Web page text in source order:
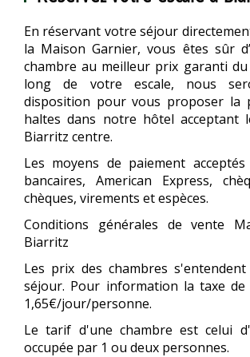
En réservant votre séjour
la Maison Garnier, vous êtes sûr
chambre au meilleur prix garanti
long de votre escale, nous
disposition pour vous proposer la
haltes dans notre hôtel acceptant
Biarritz centre.
Les moyens de paiement
bancaires, American Express,
chèques, virements et espèces.
Conditions générales de vente
Biarritz
Les prix des chambres
séjour. Pour information la taxe
1,65€/jour/personne.
Le tarif d'une chambre est celui
occupée par 1 ou deux personnes.